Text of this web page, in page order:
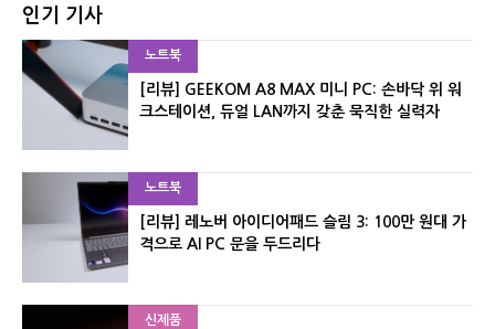
인기 기사
노트북
[리뷰] GEEKOM A8 MAX 미니 PC: 손바닥 위 워
크스테이션, 듀얼 LAN까지 갖춘 묵직한 실력자
노트북
[리뷰] 레노버 아이디어패드 슬림 3: 100만 원대 가
격으로 AI PC 문을 두드리다
신제품